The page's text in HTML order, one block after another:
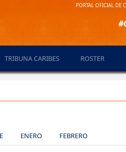
PORTAL OFICIAL DE
TRIBUNA CARIBES ROSTER
ENERO FEBRERO